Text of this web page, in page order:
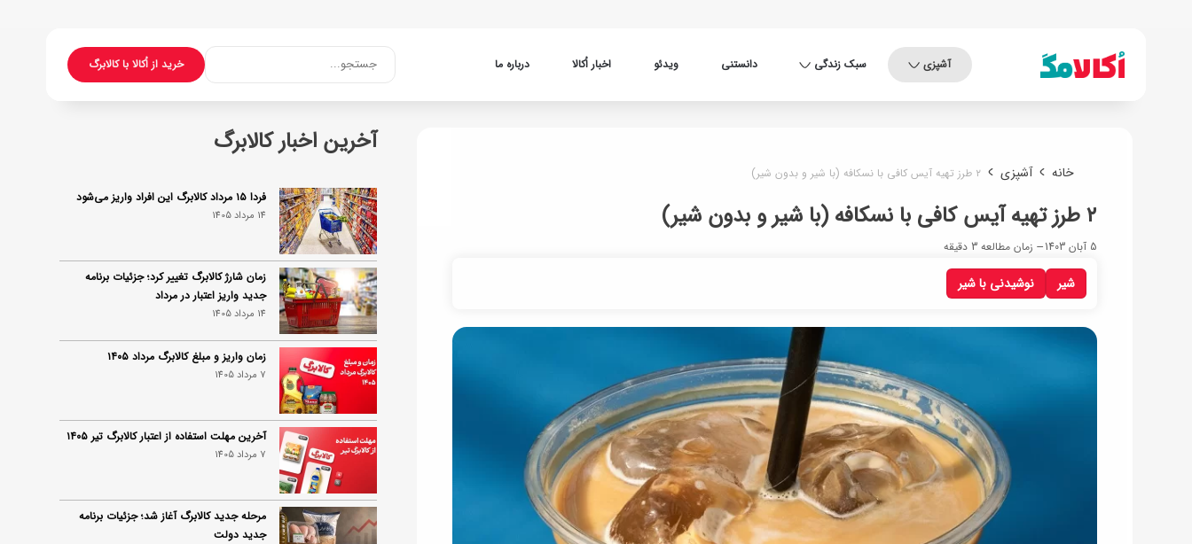
آشپزی سبک زندگی دانستنی ویدئو اخبار اُکالا درباره ما خرید از اُکالا با کالابرگجستجو...
خانه آشپزی ۲ طرز تهیه آیس کافی با نسکافه (با شیر و بدون شیر)
شیر نوشیدنی با شیر
۲ طرز تهیه آیس کافی با نسکافه (با شیر و بدون شیر)
5 آبان 1403 زمان مطالعه 3 دقیقه
آخرین اخبار کالابرگ
فردا ۱۵ مرداد کالابرگ این افراد واریز می‌شود
14 مرداد 1405
زمان شارژ کالابرگ تغییر کرد؛ جزئیات برنامه
جدید واریز اعتبار در مرداد
14 مرداد 1405
زمان واریز و مبلغ کالابرگ مرداد ۱۴۰۵
7 مرداد 1405
آخرین مهلت استفاده از اعتبار کالابرگ تیر ۱۴۰۵
7 مرداد 1405
مرحله جدید کالابرگ آغاز شد؛ جزئیات برنامه
جدید دولت